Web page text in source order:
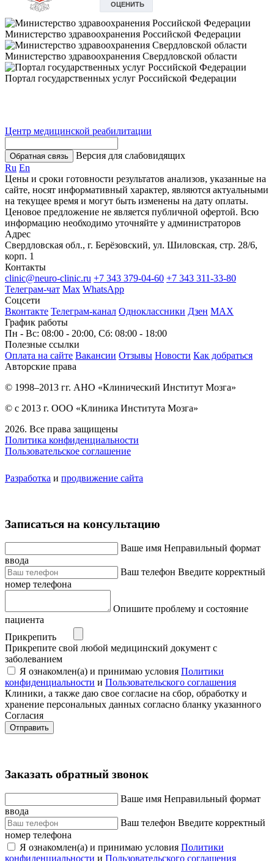
Министерство здравоохранения Российской Федерации
Министерство здравоохранения Свердловской области
Портал государственных услуг Российской Федерации
Центр медицинской реабилитации
Обратная связь
Версия для слабовидящих
Ru En
Цены и сроки готовности результатов анализов, указанные на
сайте, носят информативный характер, являются актуальными
на текущее время и могут быть изменены на дату оплаты.
Ценовое предложение не является публичной офертой. Всю
информацию необходимо уточняйте у администраторов
Адрес
Свердловская обл., г. Берёзовский, ул. Шиловская, стр. 28/6,
корп. 1
Контакты
clinic@neuro-clinic.ru +7 343 379-04-60 +7 343 311-33-80
Телеграм-чат Max WhatsApp
Соцсети
Вконтакте Телеграм-канал Одноклассники Дзен МАХ
График работы
Пн - Вс: 08:00 - 20:00, Сб: 08:00 - 18:00
Полезные ссылки
Оплата на сайте Вакансии Отзывы Новости Как добраться
Авторские права
© 1998–2013 гг. АНО «Клинический Институт Мозга»
© с 2013 г. ООО «Клиника Института Мозга»
2026. Все права защищены
Политика конфиденциальности
Пользовательское соглашение
Разработка и продвижение сайта
Записаться на консультацию
Ваше имя Неправильный формат
ввода
Ваш телефон Введите корректный
номер телефона
Опишите проблему и состояние
пациента
Прикрепить
Прикрепите свой любой медицинский документ с
заболеванием
Я ознакомлен(а) и принимаю условия Политики
конфиденциальности и Пользовательского соглашения
Клиники, а также даю свое согласие на сбор, обработку и
хранение персональных данных согласно бланку указанного
Согласия
Отправить
Заказать обратный звонок
Ваше имя Неправильный формат
ввода
Ваш телефон Введите корректный
номер телефона
Я ознакомлен(а) и принимаю условия Политики
конфиденциальности и Пользовательского соглашения